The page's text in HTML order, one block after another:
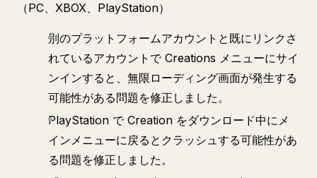
（PC、XBOX、PlayStation）
別のプラットフォームアカウントと既にリンクさ
れているアカウントで Creations メニューにサイ
ンインすると、無限ローディング画面が発生する
可能性がある問題を修正しました。
PlayStation で Creation をダウンロード中にメ
インメニューに戻るとクラッシュする可能性があ
る問題を修正しました。